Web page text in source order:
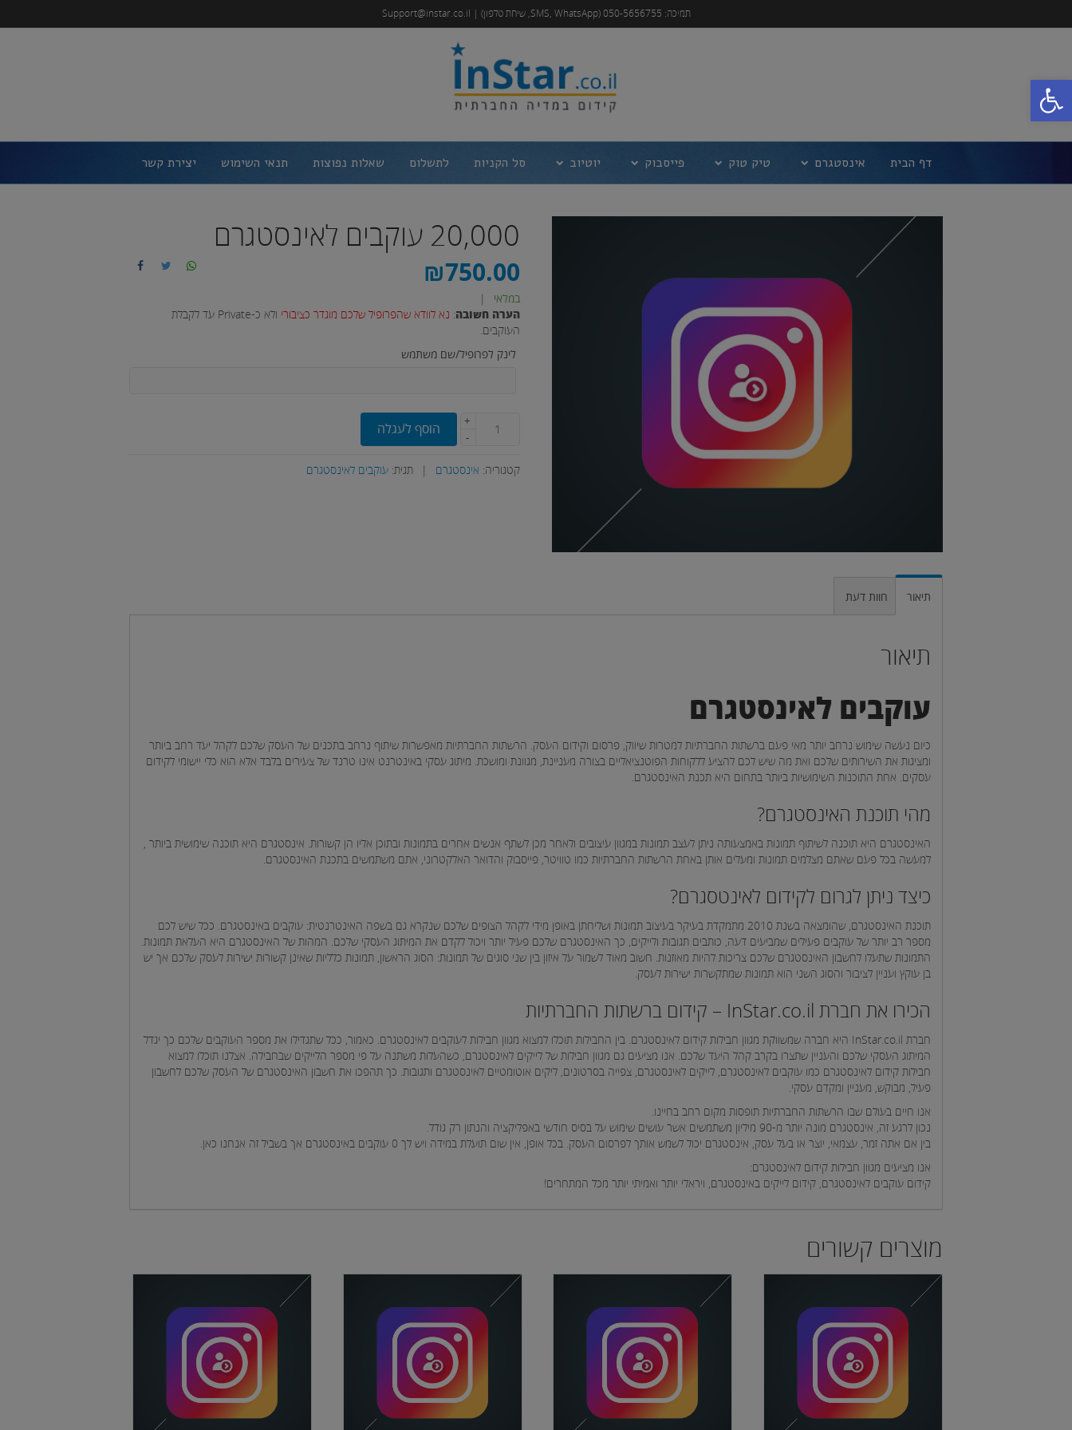
פתח סרגל נגישות
תמיכה: 050-5656755 (SMS, WhatsApp, שיחת טלפון) | Support@instar.co.il
דף הבית אינסטגרם טיק טוק פייסבוק יוטיוב סל הקניות לתשלום שאלות נפוצות תנאי השימוש יצירת קשר
20,000 עוקבים לאינסטגרם
₪750.00
במלאי
הערה חשובה: נא לוודא שהפרופיל שלכם מוגדר כציבורי
ולא כ-Private עד לקבלת
העוקבים.
לינק לפרופיל/שם משתמש
+
-
הוסף לעגלה
קטגוריה: אינסטגרם תגית:עוקבים לאינסטגרם
תיאור חוות דעת
תיאור
עוקבים לאינסטגרם
כיום נעשה שימוש נרחב יותר מאי פעם ברשתות החברתיות למטרות שיווק, פרסום וקידום העסק. הרשתות החברתיות מאפשרות שיתוף נרחב בתכנים של העסק שלכם לקהל יעד רחב ביותר
ומציגות את השירותים שלכם ואת מה שיש לכם להציע ללקוחות הפוטנציאליים בצורה מעניינת, מגוונת ומושכת. מיתוג עסקי באינטרנט אינו טרנד של צעירים בלבד אלא הוא כלי יישומי לקידום
עסקים. אחת התוכנות השימושיות ביותר בתחום היא תכנת האינסטגרם.
מהי תוכנת האינסטגרם?
האינסטגרם היא תוכנה לשיתוף תמונות באמצעותה ניתן לעצב תמונות במגוון עיצובים ולאחר מכן לשתף אנשים אחרים בתמונות ובתוכן אליו הן קשורות. אינסטגרם היא תוכנה שימושית ביותר ,
למעשה בכל פעם שאתם מצלמים תמונות ומעלים אותן באחת הרשתות החברתיות כמו טוויטר, פייסבוק והדואר האלקטרוני, אתם משתמשים בתכנת האינסטגרם.
כיצד ניתן לגרום לקידום לאינטסגרם?
תוכנת האינסטגרם, שהומצאה בשנת 2010 מתמקדת בעיקר בעיצוב תמונות ושליחתן באופן מידי לקהל הצופים שלכם שנקרא גם בשפה האינטרנטית: עוקבים באינסטגרם. ככל שיש לכם
מספר רב יותר של עוקבים פעילים שמביעים דעה, כותבים תגובות ולייקים, כך האינסטגרם שלכם פעיל יותר ויכול לקדם את המיתוג העסקי שלכם. המהות של האינסטגרם היא העלאת תמונות.
התמונות שתעלו לחשבון האינסטגרם שלכם צריכות להיות מאוזנות. חשוב מאוד לשמור על איזון בין שני סוגים של תמונות: הסוג הראשון, תמונות כלליות שאינן קשורות ישירות לעסק שלכם אך יש
בן עוקץ ועניין לציבור והסוג השני הוא תמונות שמתקשרות ישירות לעסק.
הכירו את חברת InStar.co.il – קידום ברשתות החברתיות
חברת InStar.co.il היא חברה שמשווקת מגוון חבילות קידום לאינסטגרם. בין החבילות תוכלו למצוא מגוון חבילות לעוקבים לאינסטגרם. כאמור, ככל שתגדילו את מספר העוקבים שלכם כך יגדל
המיתוג העסקי שלכם והעניין שתצרו בקרב קהל היעד שלכם. אנו מציעים גם מגוון חבילות של לייקים לאינסטגרם, כשהעלות משתנה על פי מספר הלייקים שבחבילה. אצלנו תוכלו למצוא
חבילות קידום לאינסטגרם כמו עוקבים לאינסטגרם, לייקים לאינסטגרם, צפייה בסרטונים, ליקים אוטומטיים לאינסטגרם ותגובות. כך תהפכו את חשבון האינסטגרם של העסק שלכם לחשבון
פעיל, מבוקש, מעניין ומקדם עסקי.
אנו חיים בעולם שבו הרשתות החברתיות תופסות מקום רחב בחיינו.
נכון לרגע זה, אינסטגרם מונה יותר מ-90 מיליון משתמשים אשר עושים שימוש על בסיס חודשי באפליקציה והנתון רק גודל.
בין אם אתה זמר, עצמאי, יוצר או בעל עסק, אינסטגרם יכול לשמש אותך לפרסום העסק. בכל אופן, אין שום תועלת במידה ויש לך 0 עוקבים באינסטגרם אך בשביל זה אנחנו כאן.
אנו מציעים מגוון חבילות קידום לאינסטגרם:
קידום עוקבים לאינסטגרם, קידום לייקים באינסטגרם, ויראלי יותר ואמיתי יותר מכל המתחרים!
מוצרים קשורים